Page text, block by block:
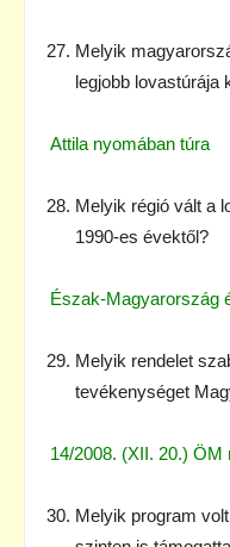
Melyik
legjobb lovastúrája
Attila nyomában túra
Melyik régió vált a
1990-es évektől?
Észak-Magyarország
Melyik rendelet
tevékenységet
14/2008. (XII. 20.) ÖM
Melyik program